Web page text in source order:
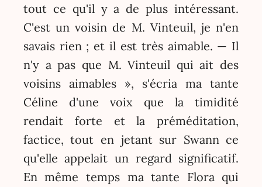
tout ce qu'il y a de plus intéressant.
C'est un voisin de M. Vinteuil, je n'en
savais rien ; et il est très aimable. — Il
n'y a pas que M. Vinteuil qui ait des
voisins aimables », s'écria ma tante
Céline d'une voix que la timidité
rendait forte et la préméditation,
factice, tout en jetant sur Swann ce
qu'elle appelait un regard significatif.
En même temps ma tante Flora qui